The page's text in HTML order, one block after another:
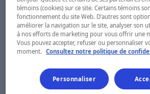
témoins (cookies) sur ce site. Certains témoins
fonctionnement du site Web. D’autres sont
améliorer la navigation sur le site, analyser son
à nos efforts de marketing pour vous offrir une
Vous pouvez accepter, refuser ou personnaliser
moment.
Consultez notre politique de
Personnaliser